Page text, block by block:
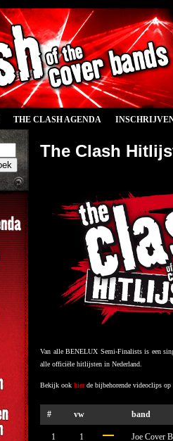
THE CLASH AGENDA
The Clash
Van alle BENELUX Semi-Finalists is een
alle officiële hitlijsten in Nederland.
Bekijk ook hierde bijbehorende videoclips
# vw band
1 1 Joe Cover